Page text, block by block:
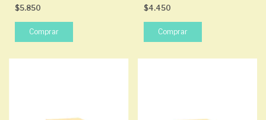
$5.850
$4.450